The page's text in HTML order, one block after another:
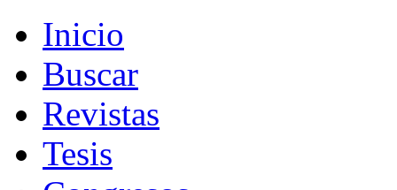
Inicio
Buscar
Revistas
Tesis